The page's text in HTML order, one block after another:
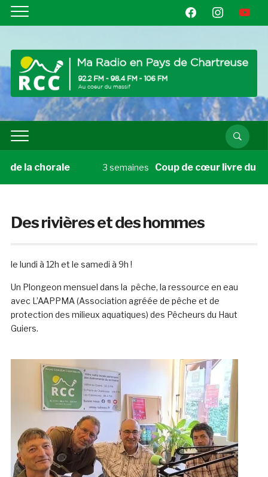
facebookinstagramyoutube
chorale 3 semaines Coup de cœur livre du
Des rivières et des hommes
le lundi à 12h et le samedi à 9h !
Un Plongeon mensuel dans la pêche, la ressource en eau
avec L’AAPPMA (Association agréée de pêche et de
protection des milieux aquatiques) des Pêcheurs du Haut
Guiers.